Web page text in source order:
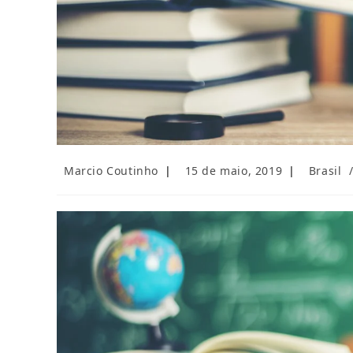
Autor
Marcio Coutinho
Post
15 de maio, 2019
Categoria
Brasil /